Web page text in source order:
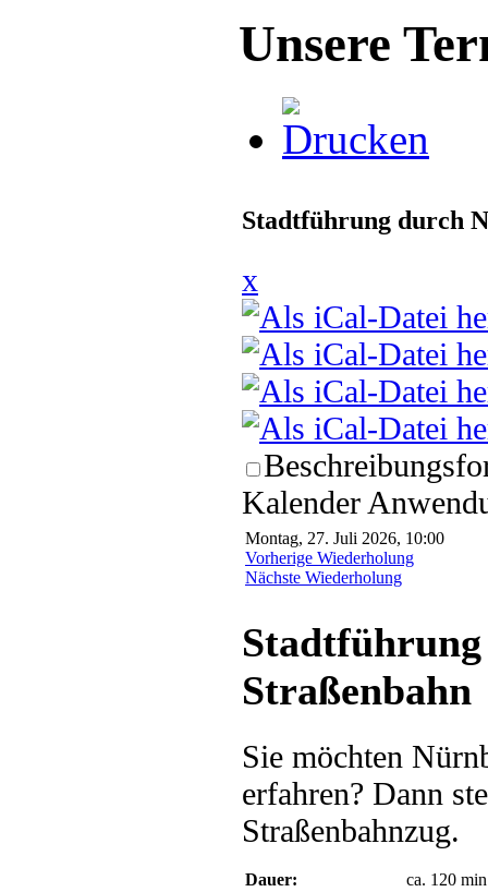
Unsere
Stadtführung durch
x
Kalender
Montag, 27. Juli 2026, 10:00
Vorherige Wiederholung
Nächste Wiederholung
Straßenbahn
Sie möchten
erfahren? Dann
Straßenbahnzug.
Dauer:
ca. 120 min